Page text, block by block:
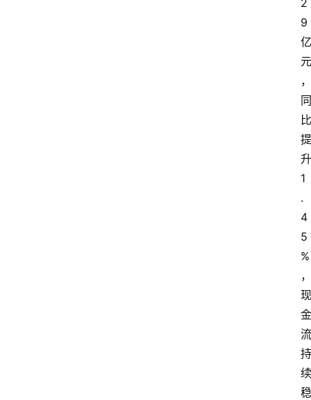
2
9
亿
元
，
同
比
提
升
1
.
4
5
%
，
现
金
流
持
续
稳